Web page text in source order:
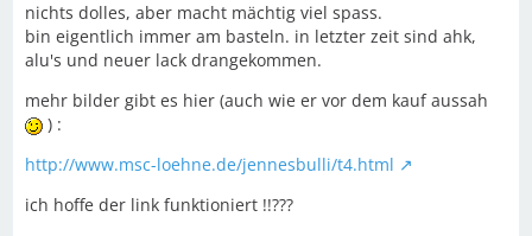
nichts dolles, aber macht mächtig viel spass.
bin eigentlich immer am basteln. in letzter zeit sind ahk,
alu's und neuer lack drangekommen.
mehr bilder gibt es hier (auch wie er vor dem kauf aussah
) :
http://www.msc-loehne.de/jennesbulli/t4.html
ich hoffe der link funktioniert !!???